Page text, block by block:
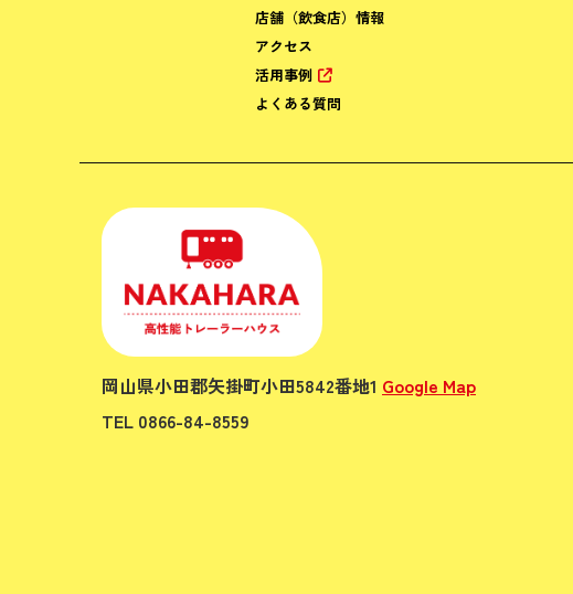
店舗（飲食店）情報
アクセス
活用事例
よくある質問
岡山県小田郡矢掛町小田5842番地1 Google Map
TEL 0866-84-8559